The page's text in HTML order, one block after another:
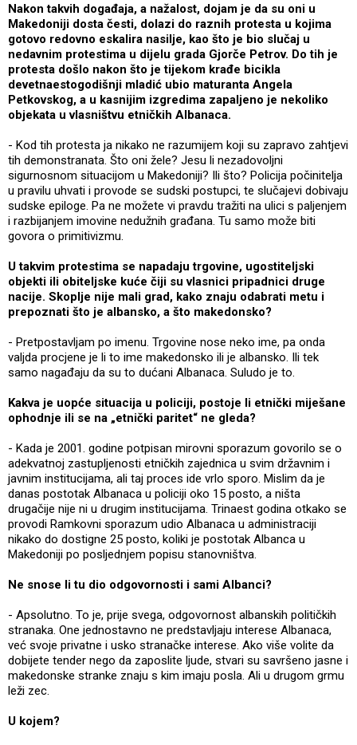
Nakon takvih događaja, a nažalost, dojam je da su oni u
Makedoniji dosta česti, dolazi do raznih protesta u kojima
gotovo redovno eskalira nasilje, kao što je bio slučaj u
nedavnim protestima u dijelu grada Gjorče Petrov. Do tih je
protesta došlo nakon što je tijekom krađe bicikla
devetnaestogodišnji mladić ubio maturanta Angela
Petkovskog, a u kasnijim izgredima zapaljeno je nekoliko
objekata u vlasništvu etničkih Albanaca.
- Kod tih protesta ja nikako ne razumijem koji su zapravo zahtjevi
tih demonstranata. Što oni žele? Jesu li nezadovoljni
sigurnosnom situacijom u Makedoniji? Ili što? Policija počinitelja
u pravilu uhvati i provode se sudski postupci, te slučajevi dobivaju
sudske epiloge. Pa ne možete vi pravdu tražiti na ulici s paljenjem
i razbijanjem imovine nedužnih građana. Tu samo može biti
govora o primitivizmu.
U takvim protestima se napadaju trgovine, ugostiteljski
objekti ili obiteljske kuće čiji su vlasnici pripadnici druge
nacije. Skoplje nije mali grad, kako znaju odabrati metu i
prepoznati što je albansko, a što makedonsko?
- Pretpostavljam po imenu. Trgovine nose neko ime, pa onda
valjda procjene je li to ime makedonsko ili je albansko. Ili tek
samo nagađaju da su to dućani Albanaca. Suludo je to.
Kakva je uopće situacija u policiji, postoje li etnički miješane
ophodnje ili se na „etnički paritet“ ne gleda?
- Kada je 2001. godine potpisan mirovni sporazum govorilo se o
adekvatnoj zastupljenosti etničkih zajednica u svim državnim i
javnim institucijama, ali taj proces ide vrlo sporo. Mislim da je
danas postotak Albanaca u policiji oko 15 posto, a ništa
drugačije nije ni u drugim institucijama. Trinaest godina otkako se
provodi Ramkovni sporazum udio Albanaca u administraciji
nikako do dostigne 25 posto, koliki je postotak Albanca u
Makedoniji po posljednjem popisu stanovništva.
Ne snose li tu dio odgovornosti i sami Albanci?
- Apsolutno. To je, prije svega, odgovornost albanskih političkih
stranaka. One jednostavno ne predstavljaju interese Albanaca,
već svoje privatne i usko stranačke interese. Ako više volite da
dobijete tender nego da zaposlite ljude, stvari su savršeno jasne i
makedonske stranke znaju s kim imaju posla. Ali u drugom grmu
leži zec.
U kojem?